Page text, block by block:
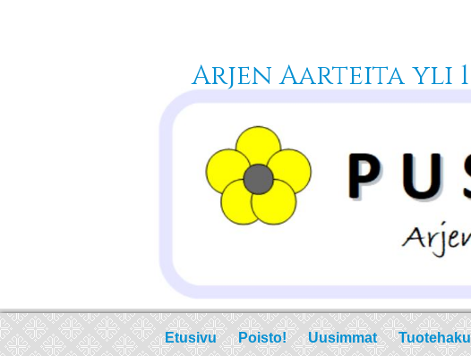
Arjen Aarteita yli
Etusivu Poisto! Uusimmat Tuotehaku